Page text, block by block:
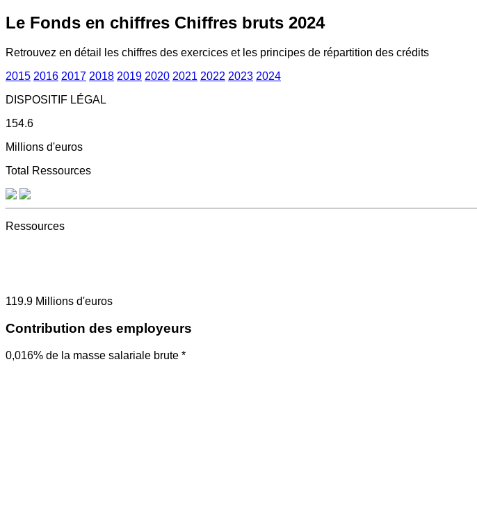
Le Fonds en chiffres Chiffres bruts 2024
Retrouvez en détail les chiffres des exercices et les principes de répartition des crédits
2015 2016 2017 2018 2019 2020 2021 2022 2023 2024
DISPOSITIF LÉGAL
154.6
Millions d'euros
Total Ressources
Ressources
119.9 Millions d'euros
Contribution des employeurs
0,016% de la masse salariale brute *